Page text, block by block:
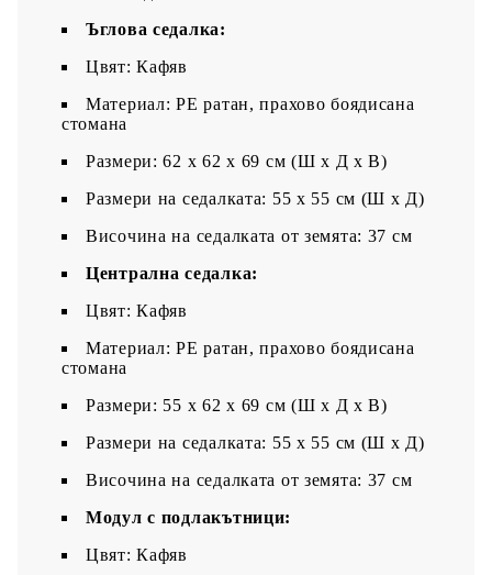
Ъглова седалка:
Цвят: Кафяв
Материал: PE ратан, прахово боядисана
стомана
Размери: 62 x 62 x 69 см (Ш x Д x В)
Размери на седалката: 55 x 55 cм (Ш x Д)
Височина на седалката от земята: 37 см
Централна седалка:
Цвят: Кафяв
Материал: PE ратан, прахово боядисана
стомана
Размери: 55 x 62 x 69 см (Ш x Д x В)
Размери на седалката: 55 x 55 cм (Ш x Д)
Височина на седалката от земята: 37 см
Модул с подлакътници:
Цвят: Кафяв